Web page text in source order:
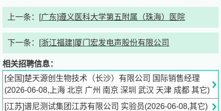
职位描述
岗位职责：
1、国际生物制药设备销售岗位，理解产品并向客户介绍，
能准确理解客户需求，及时与公司技术支持团队沟通，给客
户提供满意方案；
2、在公司授权范围内代表公司投标，与客户进行商务谈
上一条： [广东]遵义医科大学第五附属（珠海）医院
下一条： [浙江福建]厦门宏发电声股份有限公司
相关招聘信息：
[全国]楚天源创生物技术（长沙）有限公司 国际销售经理
(2026-06-08,上海 北京 广州 南京 深圳 武汉 天津 成都 其它)
[江苏]谱尼测试集团江苏有限公司 实验员(2026-06-08,其它)